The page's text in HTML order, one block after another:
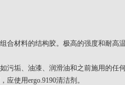
材料的结构胶。极高的强度和耐高温
污垢、油漆、润滑油和之前施用的任
使用ergo.9190清洁剂。